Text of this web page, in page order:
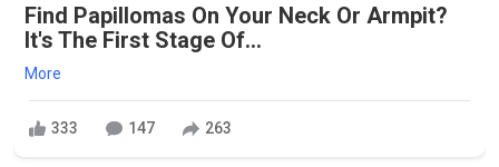
Find Papillomas On Your Neck Or Armpit?
It's The First Stage Of...
More
333 147 263